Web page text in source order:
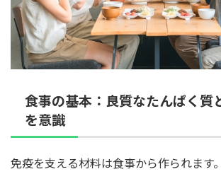
食事の基本：良質なたんぱく質
を意識
免疫を支える材料は食事から作られます